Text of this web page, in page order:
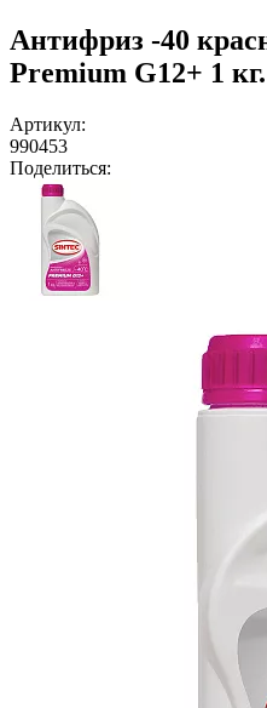
Антифриз -40
Premium G12+ 1
Артикул:
990453
Поделиться: